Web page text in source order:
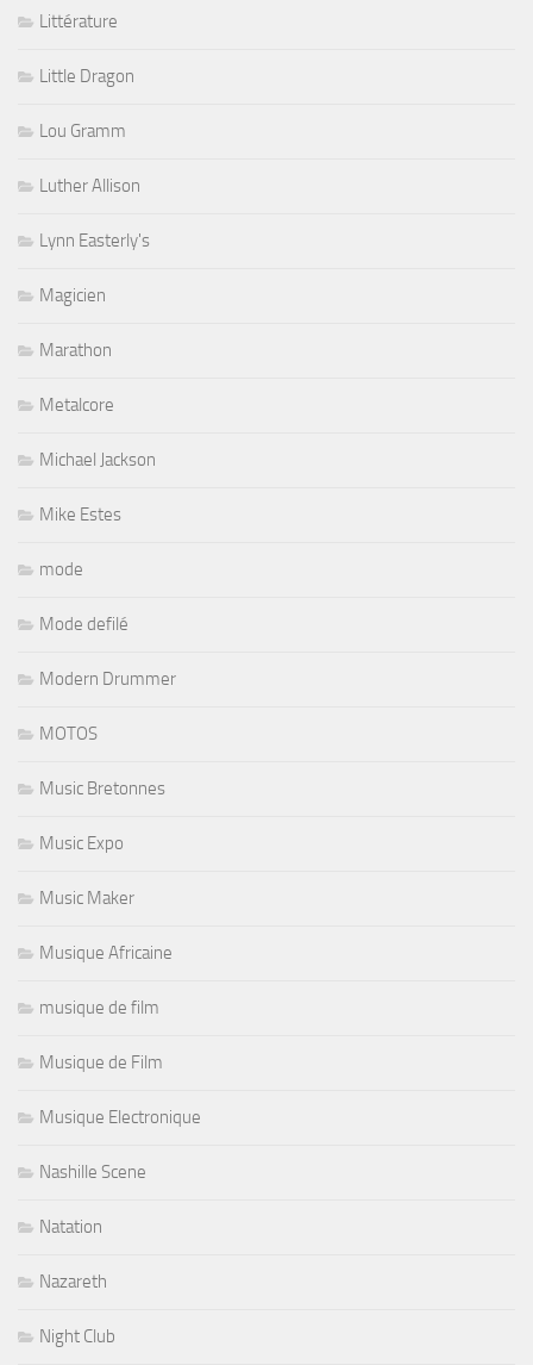
Littérature
Little Dragon
Lou Gramm
Luther Allison
Lynn Easterly's
Magicien
Marathon
Metalcore
Michael Jackson
Mike Estes
mode
Mode defilé
Modern Drummer
MOTOS
Music Bretonnes
Music Expo
Music Maker
Musique Africaine
musique de film
Musique de Film
Musique Electronique
Nashille Scene
Natation
Nazareth
Night Club